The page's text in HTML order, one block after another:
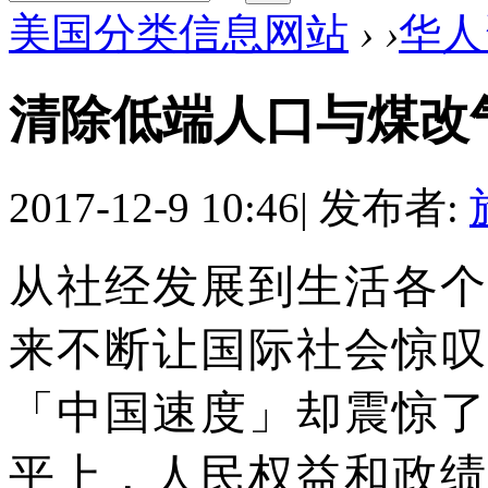
美国分类信息网站 › ›华
清除低端人口与煤
2017-12-9 10:46| 发布者:
从社经发展到生活各
来不断让国际社会惊
「中国速度」却震惊
平上，人民权益和政